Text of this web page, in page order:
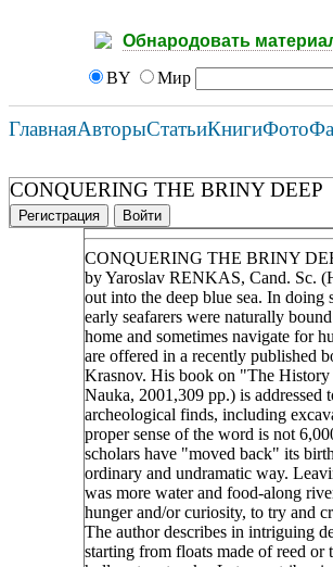
Обнародовать
BY Мир
ГлавнаяАвторыСтатьиКнигиФото
CONQUERING THE BRINY DEEP
Регистрация Войти
CONQUERING THE BRINY
by Yaroslav RENKAS, Cand. Sc.
out into the deep blue sea. In doing
early seafarers were naturally
home and sometimes navigate for
are offered in a recently published
Krasnov. His book on "The
Nauka, 2001,309 pp.) is addressed
archeological finds, including
proper sense of the word is not
scholars have "moved back" its
ordinary and undramatic way.
was more water and food-along
hunger and/or curiosity, to try and
The author describes in intriguing
starting from floats made of reed or